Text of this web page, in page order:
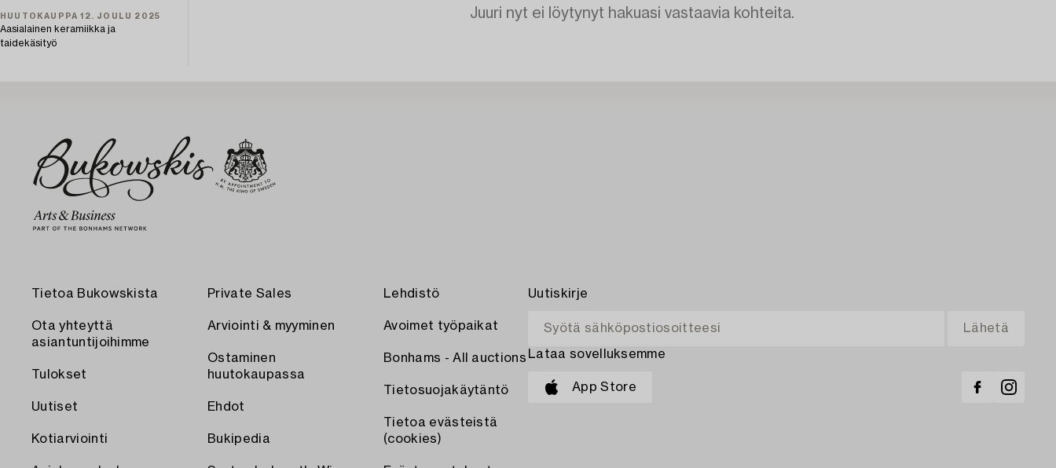
HUUTOKAUPPA 12. JOULU 2025
Aasialainen keramiikka ja
taidekäsityö
Juuri nyt ei löytynyt hakuasi vastaavia kohteita.
Tietoa Bukowskista
Ota yhteyttä
asiantuntijoihimme
Tulokset
Uutiset
Kotiarviointi
Private Sales
Arviointi & myyminen
Ostaminen
huutokaupassa
Ehdot
Bukipedia
Lehdistö
Avoimet työpaikat
Bonhams - All auctions
Tietosuojakäytäntö
Tietoa evästeistä
(cookies)
Uutiskirje
Lataa sovelluksemme
App Store